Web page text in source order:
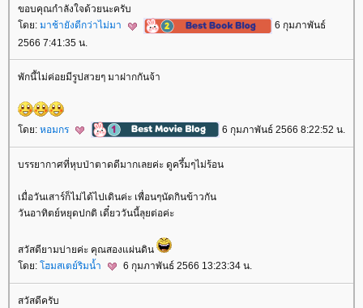
ขอบคุณกำลังใจด้วยนะครับ
ดย: มาช้ายังดีกว่าไม่มา
6 กุมภาพันธ์
2566 7:41:35 น.
พักนี้ไม่ค่อยมีรูปสวยๆ มาฝากกันจ้า
ดย: หอมกร 6 กุมภาพันธ์ 2566 8:22:52 น.
บรรยากาศที่หุบป่าตาดดีมากเลยค่ะ ดูครึ้มๆไม่ร้อน
เมื่อวันเสาร์ก็ไม่ได้ไปเดินค่ะ เพื่อนๆนัดกินข้าวกัน
วันอาทิตย์หยุดปกติ เดี๋ยววันนี้ลุยต่อค่ะ
สวัสดียามบ่ายค่ะ คุณสองแผ่นดิน
ดย: ฮมสเตย์ริมน้ำ 6 กุมภาพันธ์ 2566 13:23:34 น.
สวัสดีครับ